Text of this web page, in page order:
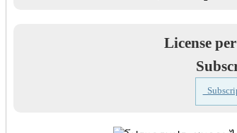
License